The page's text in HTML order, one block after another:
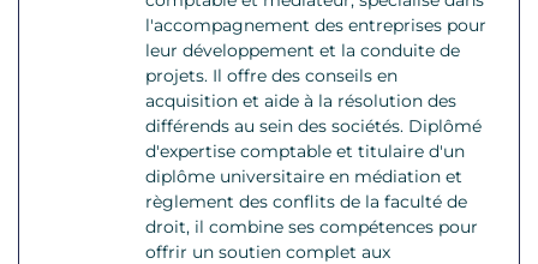
l'accompagnement des entreprises pour
leur développement et la conduite de
projets. Il offre des conseils en
acquisition et aide à la résolution des
différends au sein des sociétés. Diplômé
d'expertise comptable et titulaire d'un
diplôme universitaire en médiation et
règlement des conflits de la faculté de
droit, il combine ses compétences pour
offrir un soutien complet aux